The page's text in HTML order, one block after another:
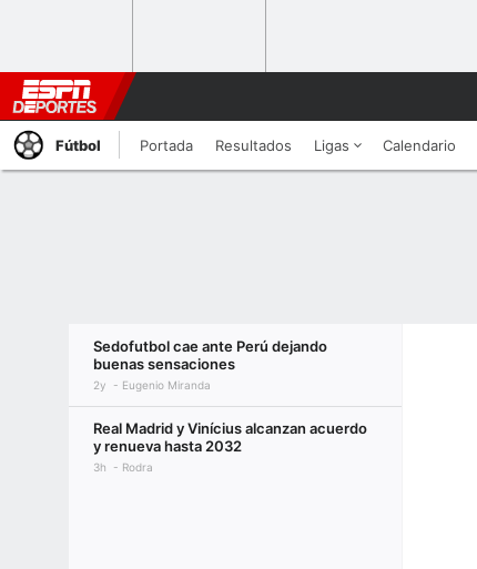
Fútbol Portada Resultados Ligas Calendario
Sedofutbol cae ante Perú dejando
buenas sensaciones
2y Eugenio Miranda
Real Madrid y Vinícius alcanzan acuerdo
y renueva hasta 2032
3h Rodra